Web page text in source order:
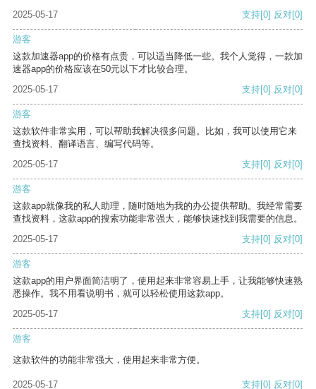
2025-05-17 支持[0] 反对[0]
游客
这款加速器app的价格有点贵，可以适当降低一些。我个人觉得，一款加
速器app的价格应该在50元以下才比较合理。
2025-05-17
支持[0] 反对[0]
游客
这款软件非常实用，可以帮助我解决很多问题。比如，我可以使用它来
查找资料、翻译语言、编写代码等。
2025-05-17
支持[0] 反对[0]
游客
这款app就像我的私人助理，随时随地为我的办公提供帮助。我经常需要
查找资料，这款app的搜索功能非常强大，能够快速找到我需要的信息。
2025-05-17
支持[0] 反对[0]
游客
这款app的用户界面简洁明了，使用起来非常容易上手，让我能够快速熟
悉操作。我不用看说明书，就可以轻松使用这款app。
2025-05-17
支持[0] 反对[0]
游客
这款软件的功能非常强大，使用起来非常方便。
2025-05-17 支持[0] 反对[0]